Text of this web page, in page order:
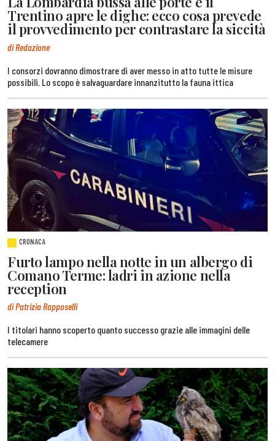
Trentino apre le dighe: ecco cosa prevede
il provvedimento per contrastare la siccità
di Redazione
I consorzi dovranno dimostrare di aver messo in atto tutte le misure
possibili. Lo scopo è salvaguardare innanzitutto la fauna ittica
CRONACA
Furto lampo nella notte in un albergo di
Comano Terme: ladri in azione nella
reception
di Patrizia Rapposelli
I titolari hanno scoperto quanto successo grazie alle immagini delle
telecamere